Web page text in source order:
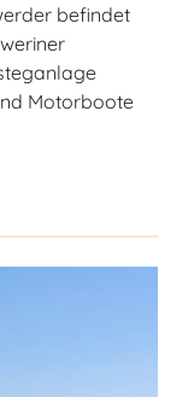
befindet
Motorboote